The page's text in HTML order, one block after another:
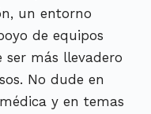
un entorno
de equipos
ser más llevadero
No dude en
y en temas